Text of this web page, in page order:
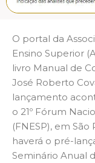
O portal da
Ensino Superior
livro Manual de
José Roberto
lançamento
o 21º Fórum
(FNESP), em
haverá o pré-
Seminário Anual